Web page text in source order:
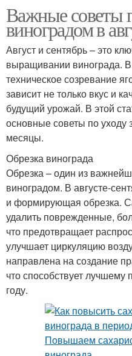
Важные советы
виноградом в
Август и сентябрь – это
выращивании винограда.
техническое созревание
зависит не только вкус и
будущий урожай. В этой
основные советы по уходу
месяцы.
Обрезка винограда
Обрезка – один из
виноградом. В августе-
и формирующая обрезка.
удалить поврежденные,
что предотвращает
улучшает циркуляцию
направлена на создание
что способствует
году.